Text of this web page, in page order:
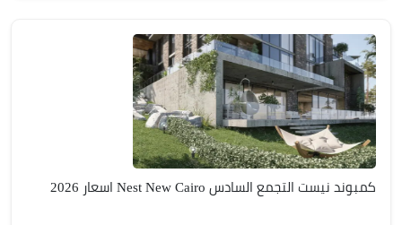
كمبوند نيست التجمع السادس Nest New Cairo اسعار 2026